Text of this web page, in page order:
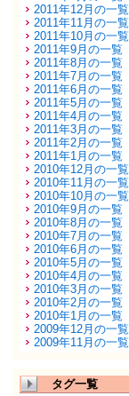
2011年12月の一覧
2011年11月の一覧
2011年10月の一覧
2011年9月の一覧
2011年8月の一覧
2011年7月の一覧
2011年6月の一覧
2011年5月の一覧
2011年4月の一覧
2011年3月の一覧
2011年2月の一覧
2011年1月の一覧
2010年12月の一覧
2010年11月の一覧
2010年10月の一覧
2010年9月の一覧
2010年8月の一覧
2010年7月の一覧
2010年6月の一覧
2010年5月の一覧
2010年4月の一覧
2010年3月の一覧
2010年2月の一覧
2010年1月の一覧
2009年12月の一覧
2009年11月の一覧
タグ一覧